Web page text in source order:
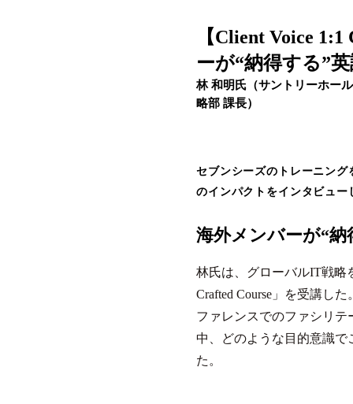
【Client Voice
ーが“納得する”
林 和明氏（サントリーホー
略部 課長）
セブンシーズのトレーニン
のインパクトをインタビュー
海外メンバーが“
林氏は、グローバルIT戦略
Crafted Course」を受講し
ファレンスでのファシリ
中、どのような目的意識
た。